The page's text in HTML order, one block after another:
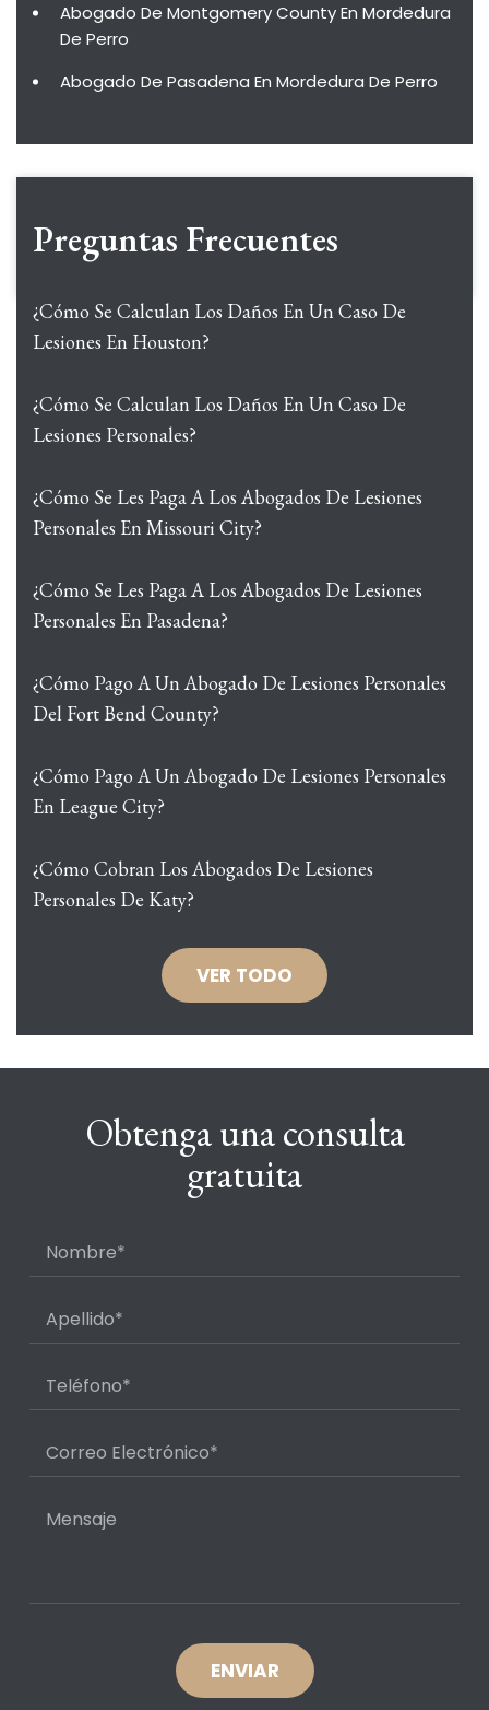
Abogado De Montgomery County En Mordedura
De Perro
Abogado De Pasadena En Mordedura De Perro
Preguntas Frecuentes
¿Cómo Se Calculan Los Daños En Un Caso De
Lesiones En Houston?
¿Cómo Se Calculan Los Daños En Un Caso De
Lesiones Personales?
¿Cómo Se Les Paga A Los Abogados De Lesiones
Personales En Missouri City?
¿Cómo Se Les Paga A Los Abogados De Lesiones
Personales En Pasadena?
¿Cómo Pago A Un Abogado De Lesiones Personales
Del Fort Bend County?
¿Cómo Pago A Un Abogado De Lesiones Personales
En League City?
¿Cómo Cobran Los Abogados De Lesiones
Personales De Katy?
VER TODO
Obtenga una consulta
gratuita